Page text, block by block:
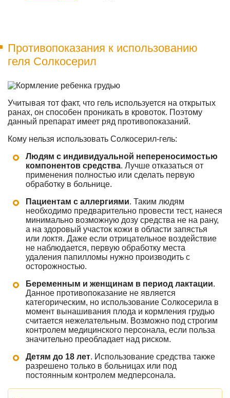
Противопоказания к использованию
геля Солкосерил
Учитывая тот факт, что гель используется на открытых
ранах, он способен проникать в кровоток. Поэтому
данный препарат имеет ряд противопоказаний.
Кому нельзя использовать Солкосерил-гель:
Людям с индивидуальной непереносимостью
компонентов средства. Лучше отказаться от
применения полностью или сделать первую
обработку в больнице.
Пациентам с аллергиями. Таким людям
необходимо предварительно провести тест, нанеся
минимально возможную дозу средства не на рану,
а на здоровый участок кожи в области запястья
или локтя. Даже если отрицательное воздействие
не наблюдается, первую обработку места
удаления папилломы нужно производить с
осторожностью.
Беременным и женщинам в период лактации.
Данное противопоказание не является
категорическим, но использование Солкосерила в
момент вынашивания плода и кормления грудью
считается нежелательным. Возможно под строгим
контролем медицинского персонала, если польза
значительно преобладает над риском.
Детям до 18 лет. Использование средства также
разрешено только в больницах или под
постоянным контролем медперсонала.